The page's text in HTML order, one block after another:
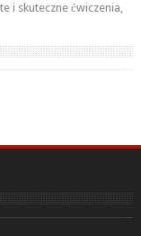
i skuteczne ćwiczenia,